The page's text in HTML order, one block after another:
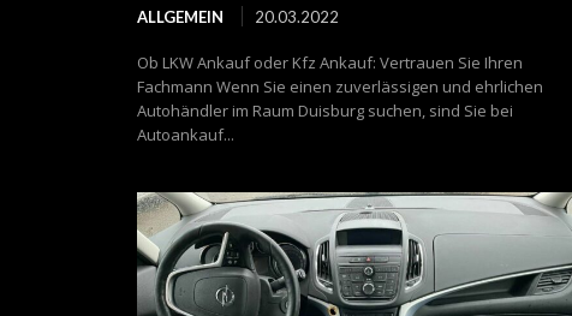
ALLGEMEIN 20.03.2022
Ob LKW Ankauf oder Kfz Ankauf: Vertrauen Sie Ihren
Fachmann Wenn Sie einen zuverlässigen und ehrlichen
Autohändler im Raum Duisburg suchen, sind Sie bei
Autoankauf...